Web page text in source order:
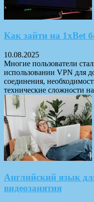
Как зайти на 1xBet
10.08.2025
Многие пользователи
использовании VPN для
соединения,
технические сложности
Английский язык
видеозанятия